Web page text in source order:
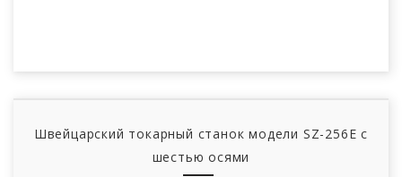
Швейцарский токарный станок модели SZ-256E с
шестью осями